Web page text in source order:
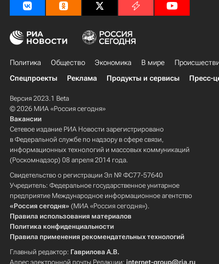
Политика Общество Экономика В мире
Спецпроекты
Реклама Продукты и сервисы Пресс-
Версия 2023.1 Beta
© 2026 МИА «Россия сегодня»
Вакансии
Сетевое издание РИА Новости зарегистрировано
в Федеральной службе по надзору в сфере связи,
информационных технологий и массовых коммуникаций
(Роскомнадзор) 08 апреля 2014 года.
Свидетельство о регистрации Эл № ФС77-57640
Учредитель: Федеральное государственное унитарное
предприятие Международное информационное агентство
«Россия сегодня» (МИА «Россия сегодня»).
Правила использования материалов
Политика конфиденциальности
Правила применения рекомендательных технологий
Главный редактор: Гаврилова А.В.
Адрес электронной почты Редакции: internet-group@ria.ru